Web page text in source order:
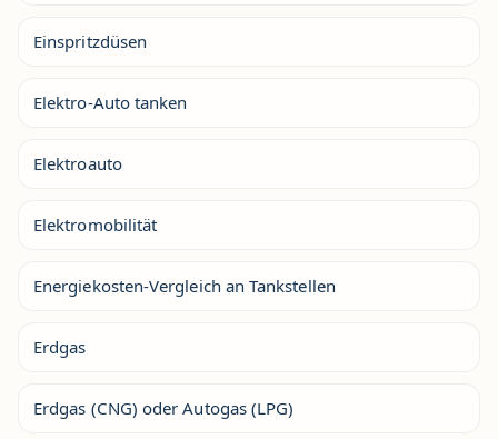
Einspritzdüsen
Elektro-Auto tanken
Elektroauto
Elektromobilität
Energiekosten-Vergleich an Tankstellen
Erdgas
Erdgas (CNG) oder Autogas (LPG)